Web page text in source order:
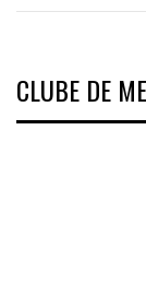
CLUBE DE